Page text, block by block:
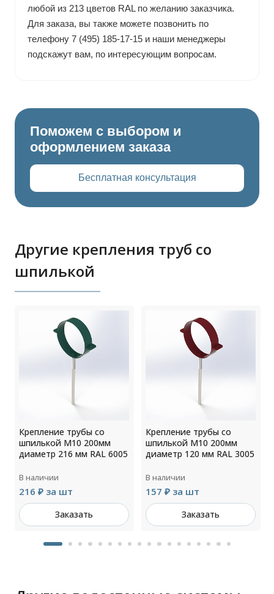
любой из 213 цветов RAL по желанию заказчика.
Для заказа, вы также можете позвонить по
телефону 7 (495) 185-17-15 и наши менеджеры
подскажут вам, по интересующим вопросам.
Поможем с выбором и
оформлением заказа
Бесплатная консультация
Другие крепления труб со
шпилькой
Крепление трубы со
шпилькой М10 200мм
диаметр 216 мм RAL 6005
В наличии
216 ₽ за шт
Заказать
Крепление трубы со
шпилькой М10 200мм
диаметр 120 мм RAL 3005
В наличии
157 ₽ за шт
Заказать